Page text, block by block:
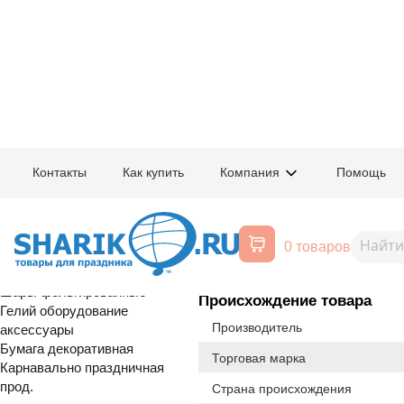
Контакты Как купить Компания Помощь
0 товаров
Расширенный поиск
Шары латексные
Гелий оборудование
аксессуары
Бумага декоративная
Карнавально праздничная
прод.
1102-1774
Происхождение товара
Производитель
Торговая марка
Страна происхождения